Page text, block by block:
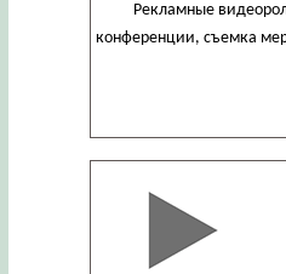
Рекламные
конференции, съемка